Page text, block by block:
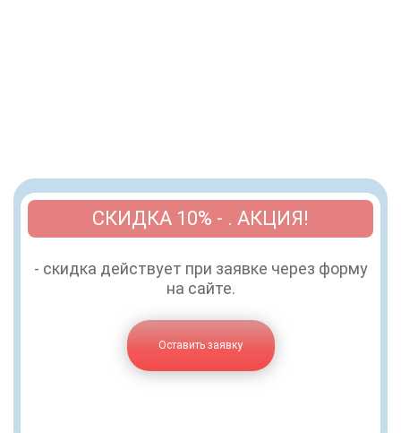
СКИДКА 10% - . АКЦИЯ!
- скидка действует при заявке через форму
на сайте.
Оставить заявку